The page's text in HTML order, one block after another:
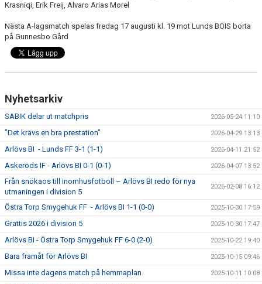
Krasniqi, Erik Freij, Alvaro Arias Morel
Nästa A-lagsmatch spelas fredag 17 augusti kl. 19 mot Lunds BOIS borta
på Gunnesbo Gård
Nyhetsarkiv
SABIK delar ut matchpris 2026-05-24 11:10
”Det krävs en bra prestation” 2026-04-29 13:13
Arlövs BI - Lunds FF 3-1 (1-1) 2026-04-11 21:52
Askeröds IF - Arlövs BI 0-1 (0-1) 2026-04-07 13:52
Från snökaos till inomhusfotboll – Arlövs BI redo för nya
utmaningen i division 5
2026-02-08 16:12
Östra Torp Smygehuk FF - Arlövs BI 1-1 (0-0) 2025-10-30 17:59
Grattis 2026 i division 5 2025-10-30 17:47
Arlövs BI - Östra Torp Smygehuk FF 6-0 (2-0) 2025-10-22 19:40
Bara framåt för Arlövs BI 2025-10-15 09:46
Missa inte dagens match på hemmaplan 2025-10-11 10:08